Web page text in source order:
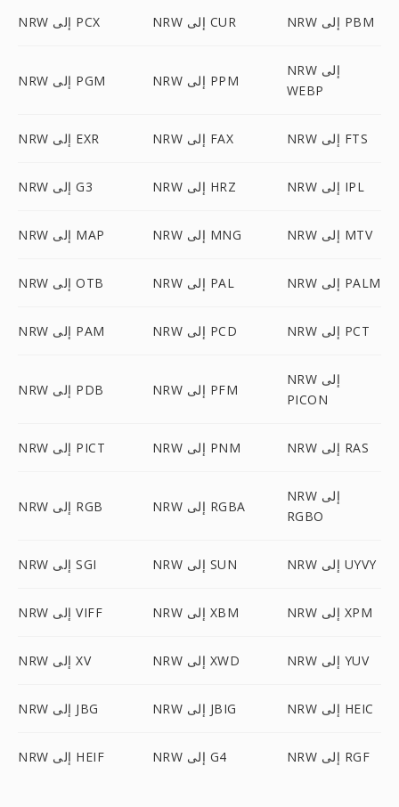
NRW إلى PCX NRW إلى CUR NRW إلى PBM
NRW إلى PGM NRW إلى PPM
NRW إلى
WEBP
NRW إلى EXR NRW إلى FAX NRW إلى FTS
NRW إلى G3 NRW إلى HRZ NRW إلى IPL
NRW إلى MAP NRW إلى MNG NRW إلى MTV
NRW إلى OTB NRW إلى PAL NRW إلى PALM
NRW إلى PAM NRW إلى PCD NRW إلى PCT
NRW إلى PDB NRW إلى PFM
NRW إلى
PICON
NRW إلى PICT NRW إلى PNM NRW إلى RAS
NRW إلى RGB NRW إلى RGBA
NRW إلى
RGBO
NRW إلى SGI NRW إلى SUN NRW إلى UYVY
NRW إلى VIFF NRW إلى XBM NRW إلى XPM
NRW إلى XV NRW إلى XWD NRW إلى YUV
NRW إلى JBG NRW إلى JBIG NRW إلى HEIC
NRW إلى HEIF NRW إلى G4 NRW إلى RGF